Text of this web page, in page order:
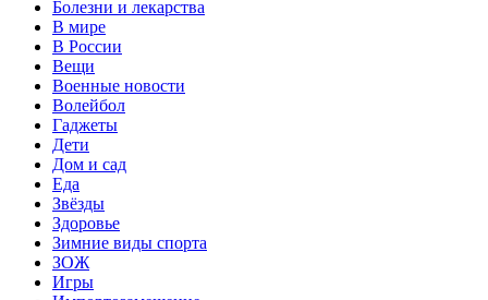
Болезни и лекарства
В мире
В России
Вещи
Военные новости
Волейбол
Гаджеты
Дети
Дом и сад
Еда
Звёзды
Здоровье
Зимние виды спорта
ЗОЖ
Игры